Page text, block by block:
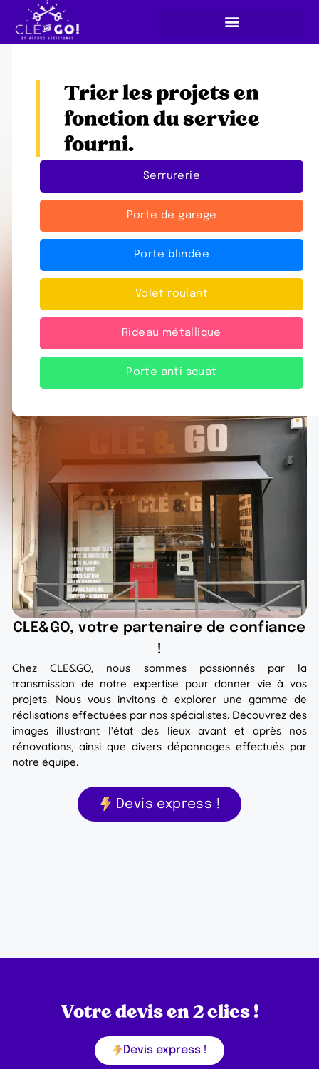
CLE&GO, votre partenaire de confiance
!
Chez CLE&GO, nous sommes passionnés par la
transmission de notre expertise pour donner vie à vos
projets. Nous vous invitons à explorer une gamme de
réalisations effectuées par nos spécialistes. Découvrez des
images illustrant l’état des lieux avant et après nos
rénovations, ainsi que divers dépannages effectués par
notre équipe.
Devis express !
Trier les projets en
fonction du service
fourni.
Serrurerie
Porte de garage
Porte blindée
Volet roulant
Rideau métallique
Porte anti squat
Votre devis en 2 clics !
Devis express !